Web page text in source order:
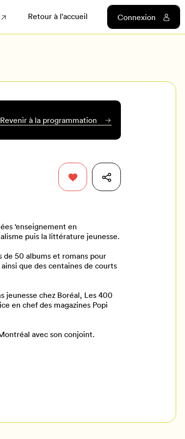
Retour à l'accueil Connexion
Revenir à la programmation
‘enseignement en
puis la littérature jeunesse.
de 50 albums et romans pour
que des centaines de courts
jeunesse chez Boréal, Les 400
en chef des magazines Popi
avec son conjoint.